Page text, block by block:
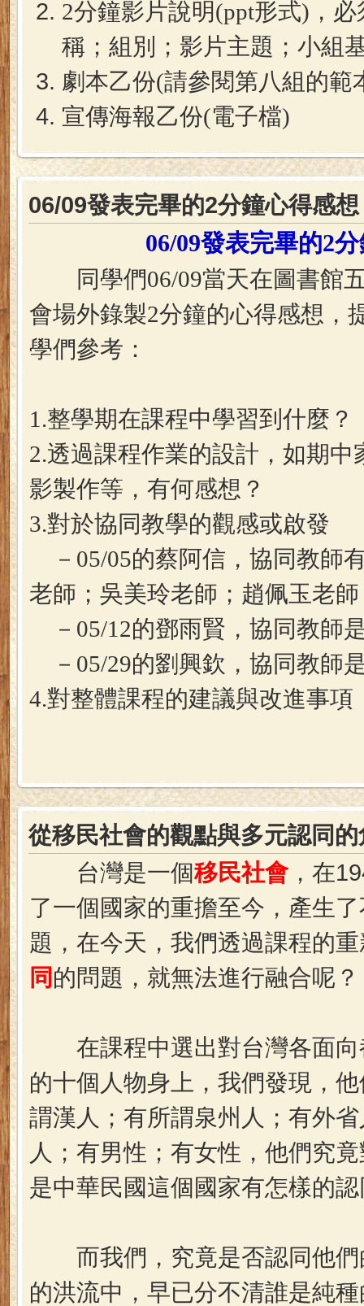
2分鐘影片說明(ppt形式)，必
稱；組別；影片主題；小組
劇本乙份(請參閱第八組的範
宣傳海報乙份(電子檔)
06/09發表完畢的2分鐘心得感想
06/09發表完畢的2
同學們06/09當天在圖書館
會場外錄製2分鐘的心得感想，
學們參考：
1.整學期在課程中學習到什麼？
2.透過課程作業的設計，如期
影製作等，有何感想？
3.對於協同教學的觀感或啟發
－05/05的蔡阿信，協同教師
老師；吳美玲老師；趙佩玉老師
－05/12的鄧雨賢，協同教師
－05/29的劉興欽，協同教師
4.對整體課程的建議與改進事
從移民社會的觀點與多元認同
台灣是一個移民社會，在
了一個國家的重擔至今，產生
題，在今天，我們透過課程的
同 的問題，就無法進行融合呢？
在課程中選出對台灣各面向
的十個人物身上，我們發現，
謂漢人；有所謂泉州人；有外
人；有男性；有女性，他們究
是中華民國這個國家有怎樣的
而我們，究竟是否認同他們
的洪流中，早已分不清誰是純